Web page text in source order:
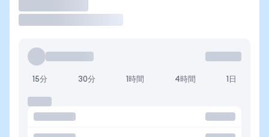
15分 30分 1時間 4時間 1日